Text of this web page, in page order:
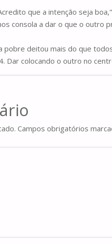
que a intenção seja
consola a dar o que o outro
pobre deitou mais do que
Dar colocando o outro no
Campos obrigatórios